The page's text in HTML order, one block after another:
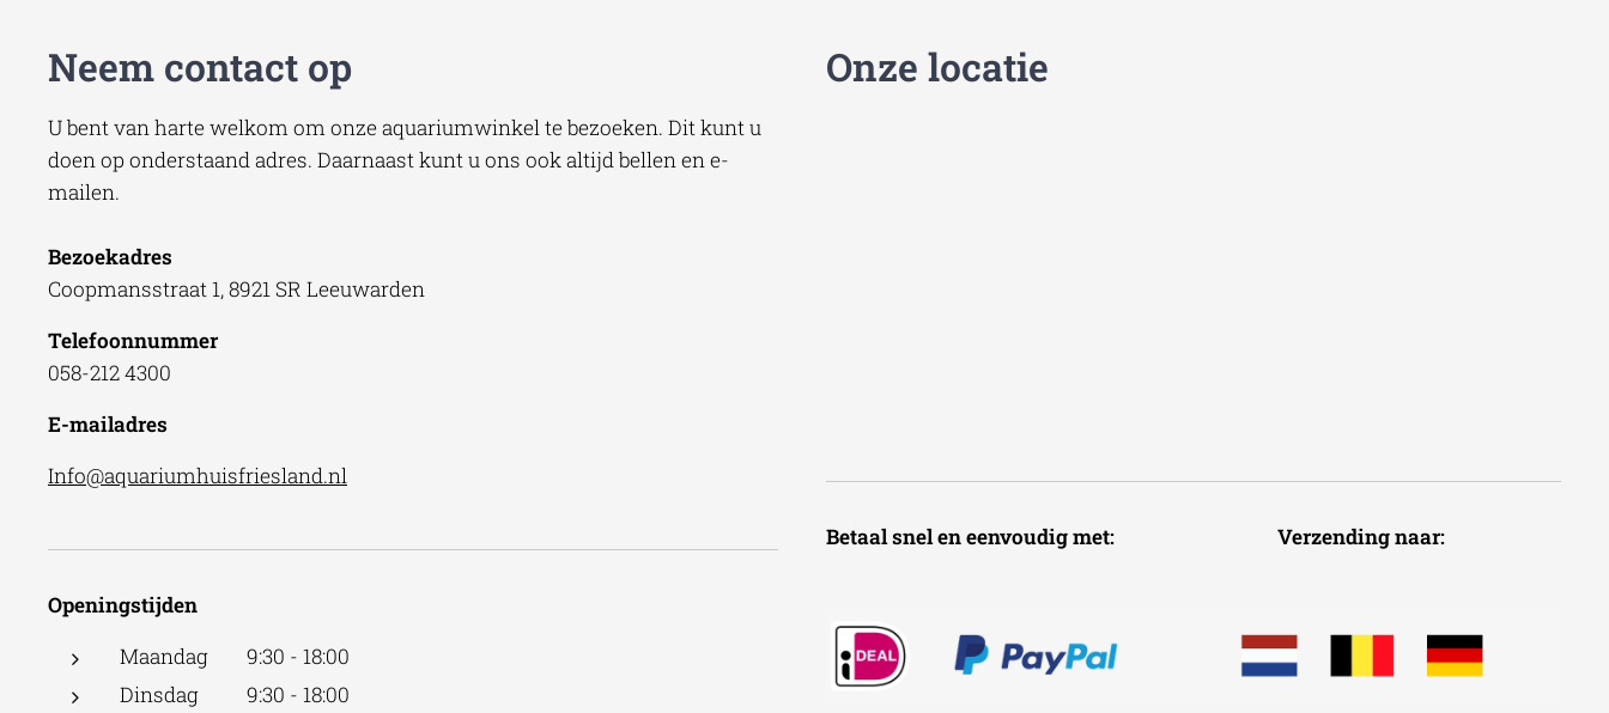
Neem contact op
U bent van harte welkom om onze aquariumwinkel te bezoeken. Dit kunt u
doen op onderstaand adres. Daarnaast kunt u ons ook altijd bellen en e-
mailen.
Bezoekadres
Coopmansstraat 1, 8921 SR Leeuwarden
Telefoonnummer
058-212 4300
E-mailadres
Info@aquariumhuisfriesland.nl
Openingstijden
Maandag 9:30 - 18:00
Dinsdag 9:30 - 18:00
Onze locatie
Betaal snel en eenvoudig met: Verzending naar: